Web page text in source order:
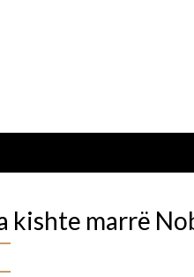
kishte marrë